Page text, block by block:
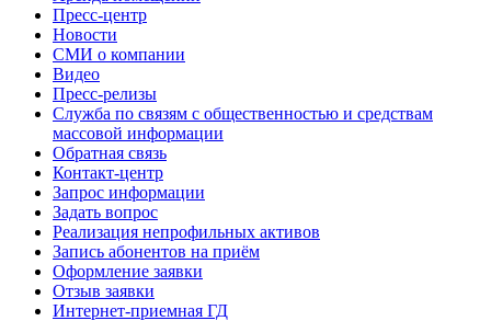
Пресс-центр
Новости
СМИ о компании
Видео
Пресс-релизы
Служба по связям с общественностью и средствам
массовой информации
Обратная связь
Контакт-центр
Запрос информации
Задать вопрос
Реализация непрофильных активов
Запись абонентов на приём
Оформление заявки
Отзыв заявки
Интернет-приемная ГД